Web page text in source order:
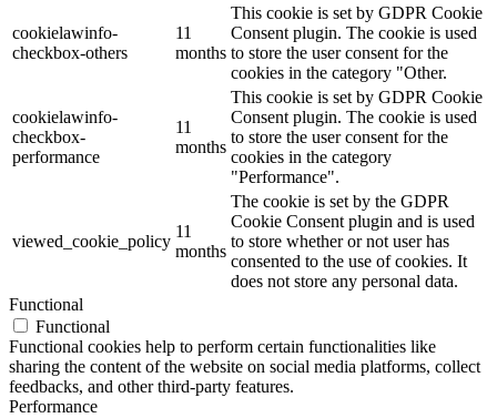
cookielawinfo-
checkbox-others
11
months
This cookie is set by GDPR Cookie
Consent plugin. The cookie is used
to store the user consent for the
cookies in the category "Other.
cookielawinfo-
checkbox-
performance
11
months
This cookie is set by GDPR Cookie
Consent plugin. The cookie is used
to store the user consent for the
cookies in the category
"Performance".
viewed_cookie_policy
11
months
The cookie is set by the GDPR
Cookie Consent plugin and is used
to store whether or not user has
consented to the use of cookies. It
does not store any personal data.
Functional
Functional
Functional cookies help to perform certain functionalities like
sharing the content of the website on social media platforms, collect
feedbacks, and other third-party features.
Performance